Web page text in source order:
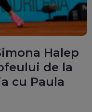
Halep
de la
cu Paula